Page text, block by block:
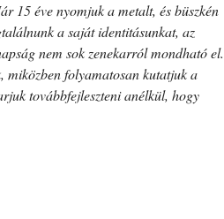
15 éve nyomjuk a metalt, és büszkén
a saját identitásunkat, az
nem sok zenekarról mondható el.
miközben folyamatosan kutatjuk a
továbbfejleszteni anélkül, hogy